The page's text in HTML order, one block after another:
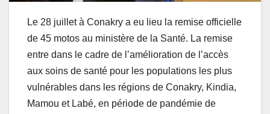
Le 28 juillet à Conakry a eu lieu la remise officielle
de 45 motos au ministère de la Santé. La remise
entre dans le cadre de l’amélioration de l’accès
aux soins de santé pour les populations les plus
vulnérables dans les régions de Conakry, Kindia,
Mamou et Labé, en période de pandémie de